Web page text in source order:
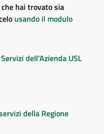
hai trovato sia
usando il modulo
dell'Azienda USL
della Regione